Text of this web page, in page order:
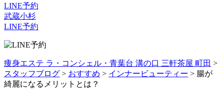
LINE予約
武蔵小杉
LINE予約
痩身エステ ラ・コンシェル・青葉台 溝の口 三軒茶屋 町田 >
スタッフブログ > おすすめ > インナービューティー > 腸が
綺麗になるメリットとは？